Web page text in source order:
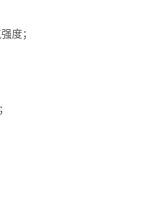
度；